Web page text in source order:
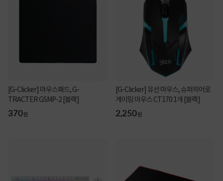
[G-Clicker] 마우스패드, G-
TRACTER GSMP-2 [블랙]
370원
[G-Clicker] 유선 마우스, 슈퍼히어로
게이밍 마우스 CT170 1개 [블랙]
2,250원